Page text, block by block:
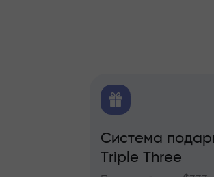
Система
Triple Three